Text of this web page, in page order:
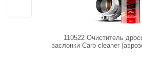
110522 Очиститель
заслонки Carb cleaner